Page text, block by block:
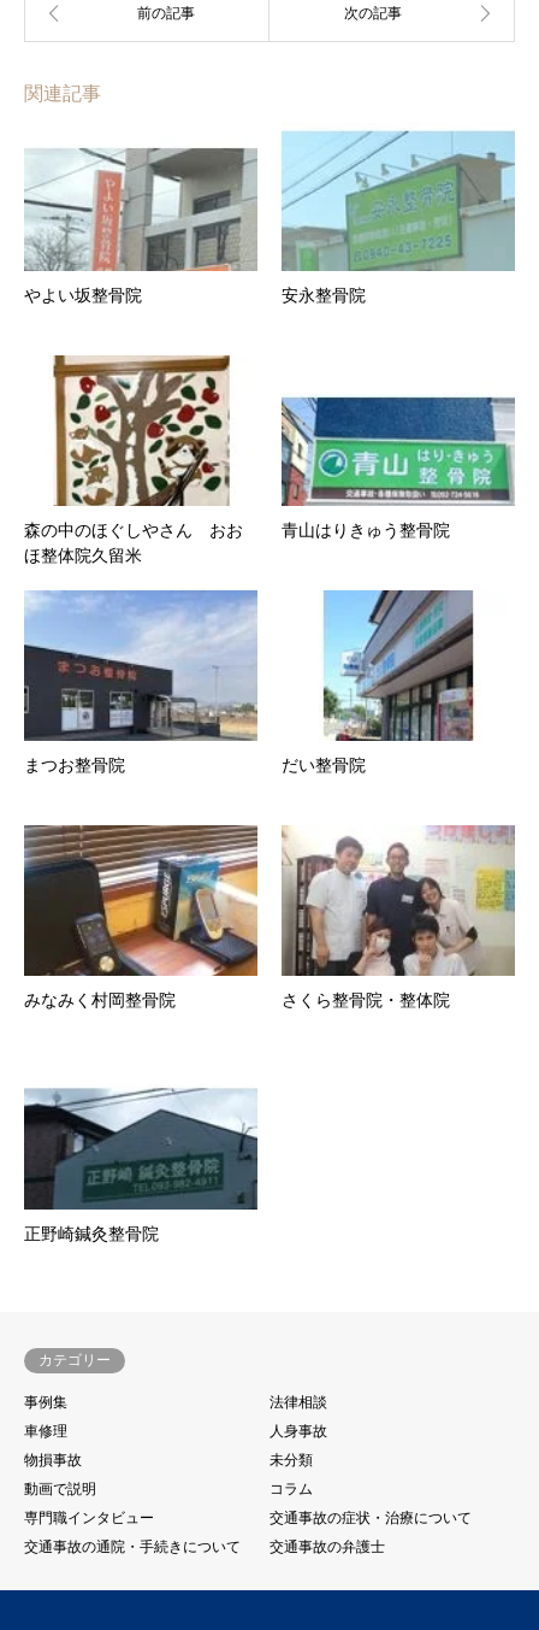
関連記事
やよい坂整骨院 安永整骨院
森の中のほぐしやさん おお
ほ整体院久留米
青山はりきゅう整骨院
まつお整骨院 だい整骨院
みなみく村岡整骨院 さくら整骨院・整体院
正野崎鍼灸整骨院
カテゴリー
事例集
法律相談
車修理
人身事故
物損事故
未分類
動画で説明
コラム
専門職インタビュー
交通事故の症状・治療について
交通事故の通院・手続きについて
交通事故の弁護士